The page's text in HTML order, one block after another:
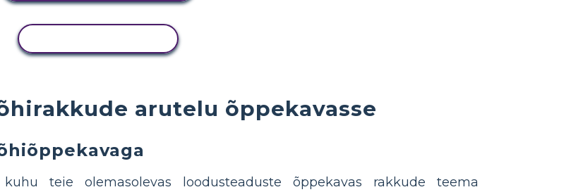
arutelu õppekavasse
teie olemasolevas loodusteaduste õppekavas rakkude teema